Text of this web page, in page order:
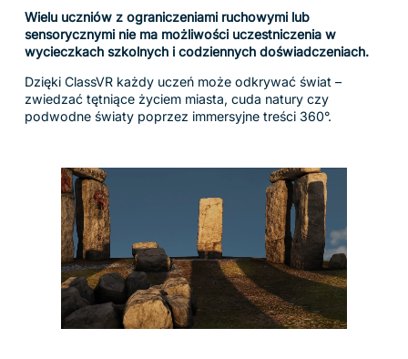
Wielu uczniów z ograniczeniami ruchowymi lub
sensorycznymi nie ma możliwości uczestniczenia w
wycieczkach szkolnych i codziennych doświadczeniach.
Dzięki ClassVR każdy uczeń może odkrywać świat –
zwiedzać tętniące życiem miasta, cuda natury czy
podwodne światy poprzez immersyjne treści 360°.